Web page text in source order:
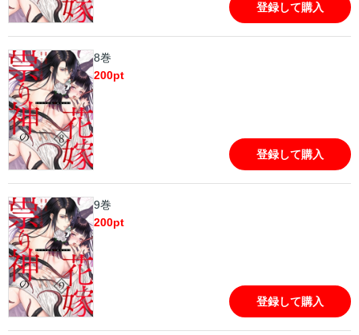
登録して購入
8巻
200pt
登録して購入
9巻
200pt
登録して購入